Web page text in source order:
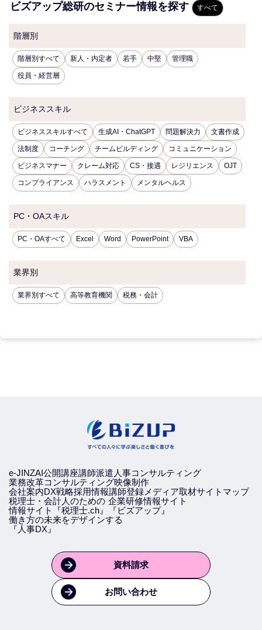
ビズアップ総研のセミナー情報を探す すべて
階層別
階層別すべて 新人・内定者 若手 中堅 管理職
役員・経営層
ビジネススキル
ビジネススキルすべて 生成AI・ChatGPT 問題解決力 文書作成
法制度 コーチング チームビルディング コミュニケーション
ビジネスマナー クレーム対応 CS・接遇 レジリエンス OJT
コンプライアンス ハラスメント メンタルヘルス
PC・OAスキル
PC・OAすべて Excel Word PowerPoint VBA
業界別
業界別すべて 高等教育機関 税務・会計
e-JINZAI公開講座講師派遣 人事コンサルティング
業務改革コンサルティング映像制作
会社案内DX戦略採用情報講師登録 メディア取材サイトマップ
税理士・会計人のための
情報サイト『税理士.ch』
企業研修情報サイト
『ビズアップ』
働き方の未来をデザインする
『人事DX』
資料請求
お問い合わせ